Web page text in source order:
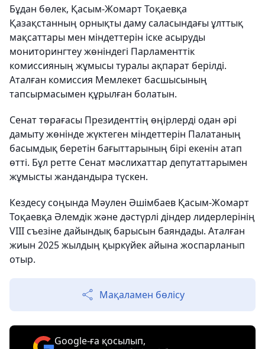
Бұдан бөлек, Қасым-Жомарт Тоқаевқа
Қазақстанның орнықты даму саласындағы ұлттық
мақсаттары мен міндеттерін іске асыруды
мониторингтеу жөніндегі Парламенттік
комиссияның жұмысы туралы ақпарат берілді.
Аталған комиссия Мемлекет басшысының
тапсырмасымен құрылған болатын.
Сенат төрағасы Президенттің өңірлерді одан әрі
дамыту жөнінде жүктеген міндеттерін Палатаның
басымдық беретін бағыттарының бірі екенін атап
өтті. Бұл ретте Сенат мәслихаттар депутаттарымен
жұмысты жандандыра түскен.
Кездесу соңында Мәулен Әшімбаев Қасым-Жомарт
Тоқаевқа Әлемдік және дәстүрлі діндер лидерлерінің
VIII съезіне дайындық барысын баяндады. Аталған
жиын 2025 жылдың қыркүйек айына жоспарланып
отыр.
Мақаламен бөлісу
Google-ға қосылып,